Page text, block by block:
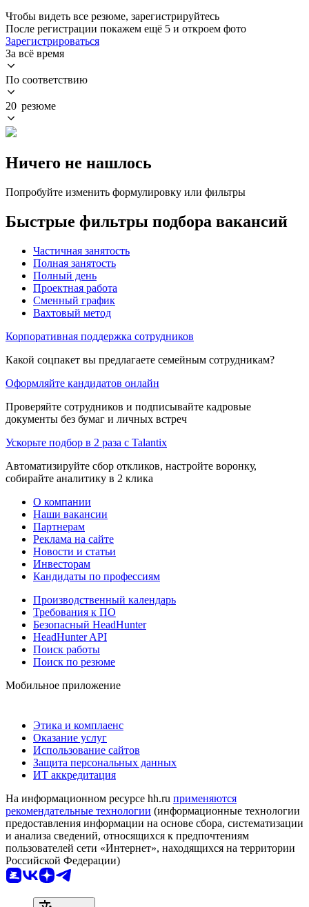
Чтобы видеть все резюме, зарегистрируйтесь
После регистрации покажем ещё 5 и откроем фото
Зарегистрироваться
За всё время
По соответствию
20 резюме
Ничего не нашлось
Попробуйте изменить формулировку или фильтры
Быстрые фильтры подбора вакансий
Частичная занятость
Полная занятость
Полный день
Проектная работа
Сменный график
Вахтовый метод
Корпоративная поддержка сотрудников
Какой соцпакет вы предлагаете семейным сотрудникам?
Оформляйте кандидатов онлайн
Проверяйте сотрудников и подписывайте кадровые
документы без бумаг и личных встреч
Ускорьте подбор в 2 раза с Talantix
Автоматизируйте сбор откликов, настройте воронку,
собирайте аналитику в 2 клика
О компании
Наши вакансии
Партнерам
Реклама на сайте
Новости и статьи
Инвесторам
Кандидаты по профессиям
Производственный календарь
Требования к ПО
Безопасный HeadHunter
HeadHunter API
Поиск работы
Поиск по резюме
Мобильное приложение
Этика и комплаенс
Оказание услуг
Использование сайтов
Защита персональных данных
ИТ аккредитация
На информационном ресурсе hh.ru применяются
рекомендательные технологии (информационные технологии
предоставления информации на основе сбора, систематизации
и анализа сведений, относящихся к предпочтениям
пользователей сети «Интернет», находящихся на территории
Российской Федерации)